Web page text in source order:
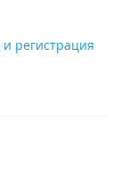
и регистрация